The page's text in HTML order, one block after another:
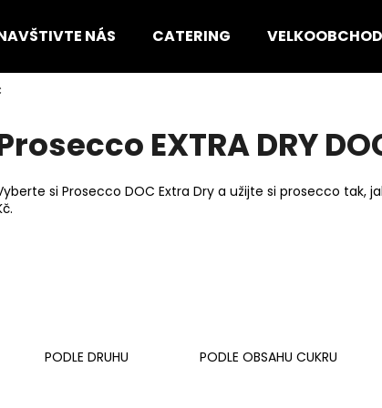
NÁS CATERING VELKOOBCHOD
EXTRA DRY
si Prosecco DOC Extra Dry a užijte si prosecco tak,
PODLE DRUHU PODLE OBSAHU CUKRU